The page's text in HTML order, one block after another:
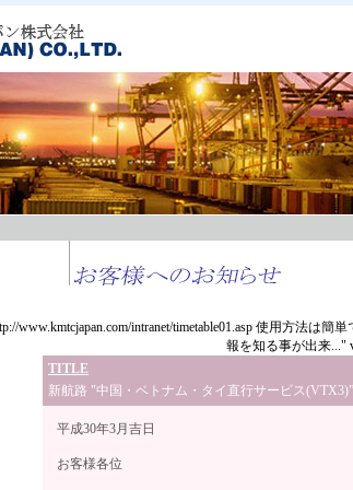
www.kmtcjapan.com/intranet/timetable01.asp 使用方法は
報を知る事が出来..."
TITLE
新航路 "中国・ベトナム・タイ直行サービス
平成30年3月吉日
お客様各位
高麗